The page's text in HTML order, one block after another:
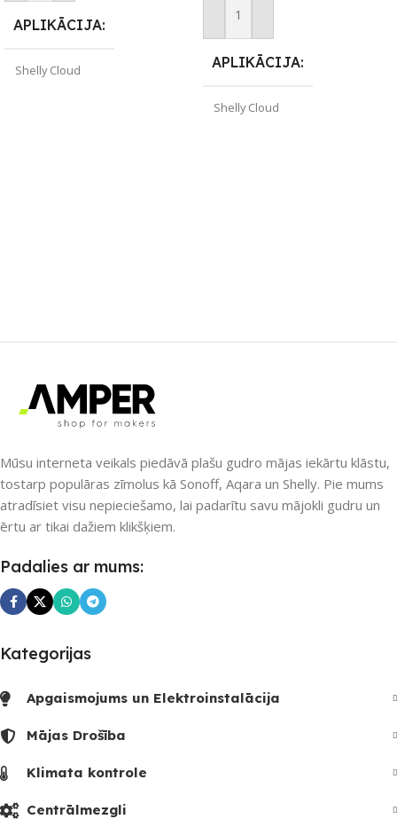
APLIKĀCIJA
Shelly Cloud
Pievienot Grozam
APLIKĀCIJA
Shelly Cloud
Mūsu interneta veikals piedāvā plašu gudro mājas iekārtu klāstu,
tostarp populāras zīmolus kā Sonoff, Aqara un Shelly. Pie mums
atradīsiet visu nepieciešamo, lai padarītu savu mājokli gudru un
ērtu ar tikai dažiem klikšķiem.
Padalies ar mums:
Kategorijas
Apgaismojums un Elektroinstalācija
Mājas Drošība
Klimata kontrole
Centrālmezgli